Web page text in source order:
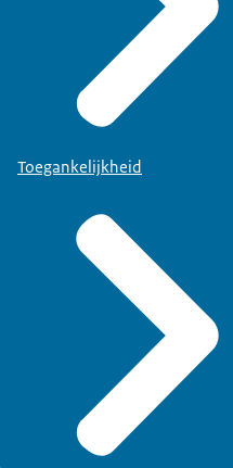
Toegankelijkheid